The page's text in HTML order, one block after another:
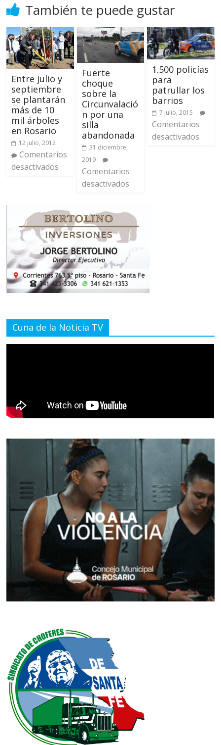
También te puede gustar
Entre julio y
septiembre
se plantarán
más de 10
mil árboles
en Rosario
12 julio, 2012
Comentarios
desactivados
Fuerte
choque
sobre la
Circunvalació
n por una
silla
abandonada
31 diciembre,
2019
Comentarios
desactivados
1.500 policías
para
patrullar los
barrios
7 julio, 2015
Comentarios
desactivados
Cuna de la Noticia TV